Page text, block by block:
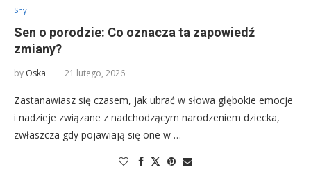
Sny
Sen o porodzie: Co oznacza ta zapowiedź
zmiany?
by Oska 21 lutego, 2026
Zastanawiasz się czasem, jak ubrać w słowa głębokie emocje
i nadzieje związane z nadchodzącym narodzeniem dziecka,
zwłaszcza gdy pojawiają się one w …